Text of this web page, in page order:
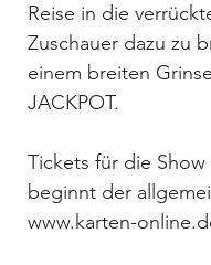
Reise in die
Zuschauer dazu zu
einem breiten
JACKPOT.
Tickets für die
beginnt der
www.karten-